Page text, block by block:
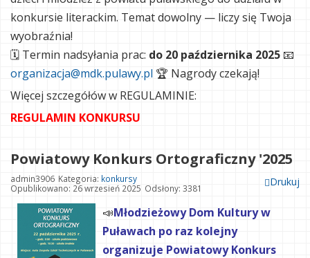
konkursie literackim. Temat dowolny — liczy się Twoja
wyobraźnia!
🗓 Termin nadsyłania prac: do 20 października 2025 📧
organizacja@mdk.pulawy.pl 🏆 Nagrody czekają!
Więcej szczegółów w REGULAMINIE:
REGULAMIN KONKURSU
Powiatowy Konkurs Ortograficzny '2025
Drukuj
admin3906 Kategoria: konkursy
Opublikowano: 26 wrzesień 2025 Odsłony: 3381
📣Młodzieżowy Dom Kultury w
Puławach po raz kolejny
organizuje Powiatowy Konkurs